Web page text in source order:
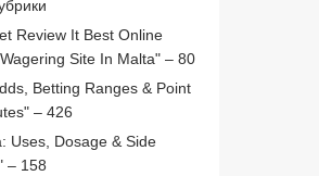
Review It Best Online
Site In Malta" – 80
Betting Ranges & Point
– 426
Uses, Dosage & Side
– 158